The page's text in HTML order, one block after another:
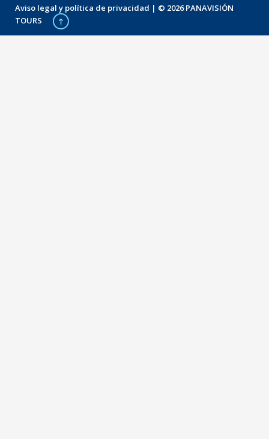
Aviso legal y política de privacidad | © 2026 PANAVISIÓN
TOURS